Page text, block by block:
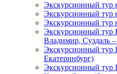
Экскурсионный тур
Экскурсионный тур
Экскурсионный тур
Экскурсионный
Владимир, Суздаль
Экскурсионный тур
Екатеринбург)
Экскурсионный тур